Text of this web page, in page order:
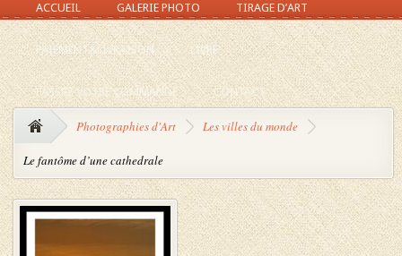
ACCUEIL GALERIE PHOTO TIRAGE D’ART
PAIEMENT&LIVRAISON LIVRE
PASSEZ VOTRE COMMANDE CONTACT
Photographies d'Art Les villes du monde
Le fantôme d’une cathedrale